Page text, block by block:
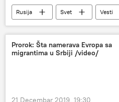
Rusija Svet
Vesti
Boris Džonson
Estonija
rusko-britanski odnosi
Evropa
Prorok: Šta namerava Evropa sa
migrantima u Srbiji /video/
21 Decembar 2019, 19:30